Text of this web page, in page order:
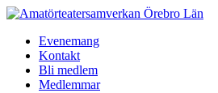
Hoppa
innehållEvenemang
Kontakt
Bli medlem
Medlemmar